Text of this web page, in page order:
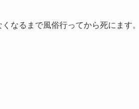
なるまで風俗行ってから死にます。